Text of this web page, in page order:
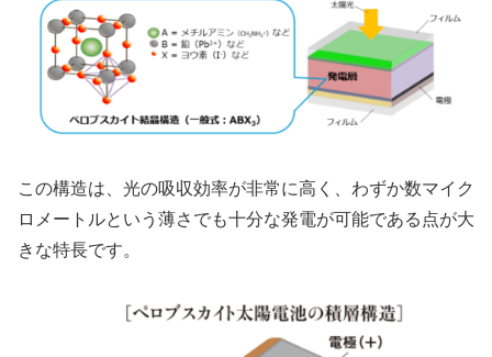
この構造は、光の吸収効率が非常に高く、わずか数マイク
ロメートルという薄さでも十分な発電が可能である点が大
きな特長です。